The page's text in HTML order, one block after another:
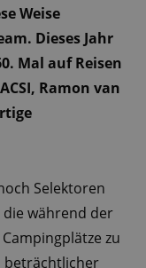
Weise
Dieses Jahr
Mal auf Reisen
Ramon van
Selektoren
während der
zu
beträchtlicher